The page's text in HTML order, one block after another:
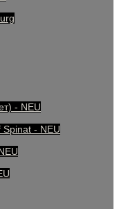
- NEU
- NEU